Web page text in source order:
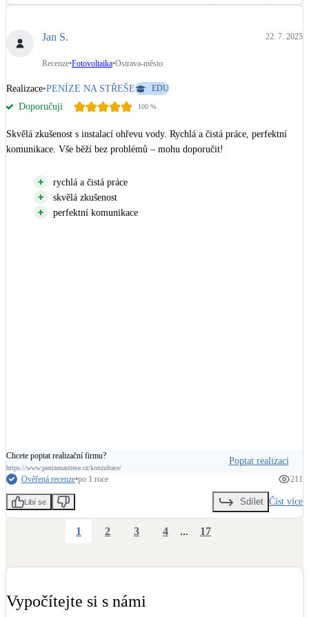
Jan S. 22. 7. 2025
Recenze•Fotovoltaika•Ostrava-město
Realizace•PENÍZE NA STŘEŠE EDU
Doporučuji 100 %
Skvělá zkušenost s instalací ohřevu vody. Rychlá a čistá práce, perfektní
komunikace. Vše běží bez problémů – mohu doporučit!
rychlá a čistá práce
skvělá zkušenost
perfektní komunikace
Chcete poptat realizační firmu?
https://www.penizenastrese.cz/konzultace/
Poptat realizaci
Ověřená recenze•po 1 roce 211
Libí se Sdílet Číst více
1 2 3 4 ... 17
Vypočítejte si s námi